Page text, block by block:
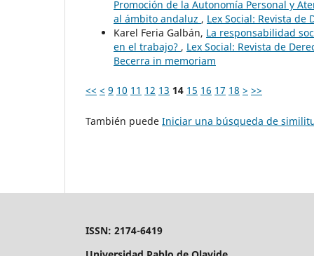
Promoción de la Autonomía Personal y
al ámbito andaluz , Lex Social: Revista de
Karel Feria Galbán, La responsabilidad
en el trabajo? , Lex Social: Revista de
Becerra in memoriam
<< < 9 10 11 12 13 14 15 16 17 18 > >>
También puede Iniciar una búsqueda de
ISSN: 2174-6419